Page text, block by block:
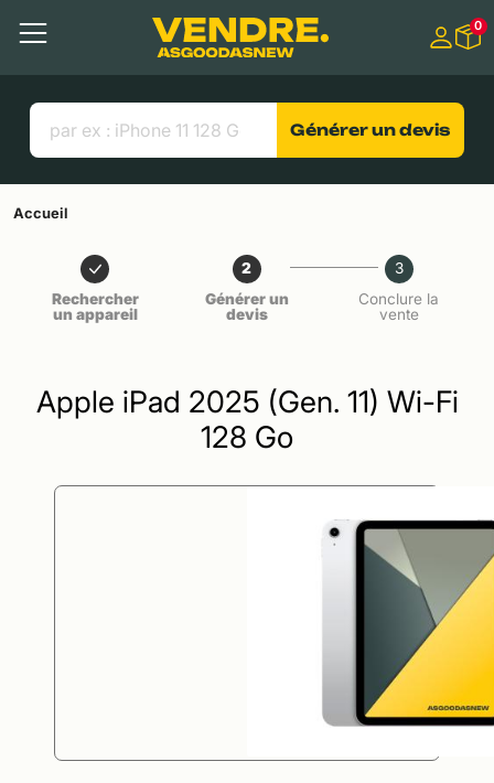
Contenu principal
Menu
Liens utiles
0
Générer un devis
Accueil
Rechercher
un appareil
2
Générer un
devis
3
Conclure la
vente
Apple iPad 2025 (Gen. 11) Wi-Fi
128 Go